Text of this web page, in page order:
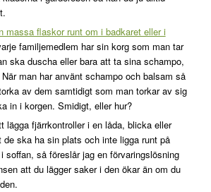
massa flaskor runt om i badkaret eller i
familjemedlem har sin korg som man tar
ska duscha eller bara att ta sina schampo,
man har använt schampo och balsam så
av dem samtidigt som man torkar av sig
in i korgen. Smidigt, eller hur?
lägga fjärrkontroller i en låda, blicka eller
de ska ha sin plats och inte ligga runt på
soffan, så föreslår jag en förvaringslösning
att du lägger saker i den ökar än om du